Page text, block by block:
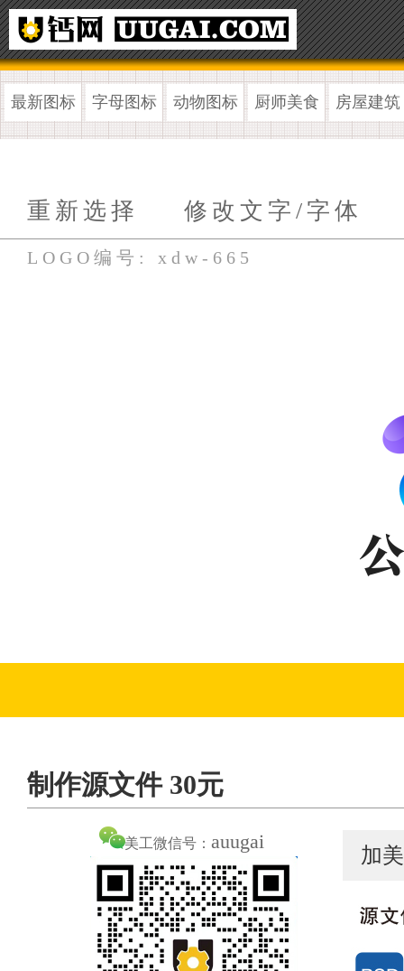
最新图标 字母图标 动物图标 厨师美食 房屋建筑
重新选择 修改文字/字体
LOGO编号: xdw-665
制作源文件 30元
美工微信号： auugai
加